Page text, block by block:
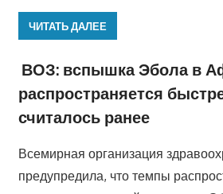
ЧИТАТЬ ДАЛЕЕ
ВОЗ: вспышка Эбола в
распространяется
считалось ранее
Всемирная организация
предупредила, что темпы